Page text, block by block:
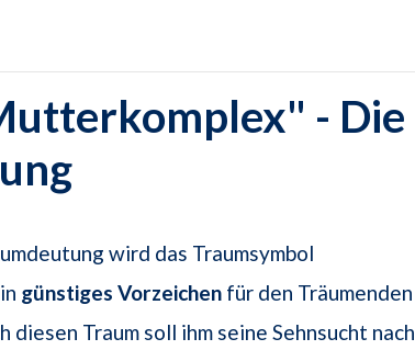
- Die
wird das Traumsymbol
günstiges Vorzeichen für den Träumenden
diesen Traum soll ihm seine Sehnsucht nach